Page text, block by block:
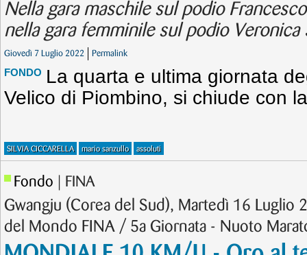
Nella gara maschile sul podio
nella gara femminile sul podio Veronica
Giovedì 7 Luglio 2022 Permalink
FONDO La quarta e ultima giornata
Velico di Piombino, si chiude con
SILVIA CICCARELLA mario sanzullo assoluti
Fondo | FINA
Gwangju (Corea del Sud), Martedì 16 Luglio
del Mondo FINA / 5a Giornata - Nuoto